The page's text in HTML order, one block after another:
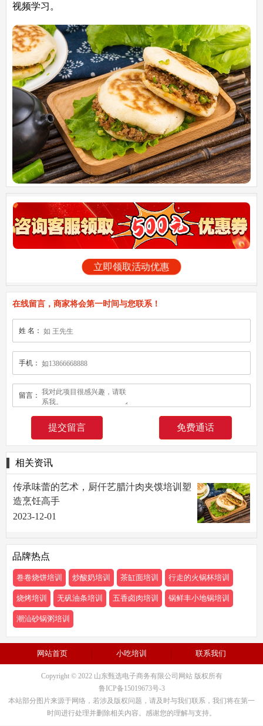
视频学习。
立即领取活动优惠
在线留言，商家将会第一时间与您联系！
姓 名：
手机：
留言：
免费通话
相关资讯
传承味蕾的艺术，厨仟艺腊汁肉夹馍培训塑
造烹饪高手
2023-12-01
品牌热点
卷卷烧饼培训 炒酸奶培训 茶缸面培训 行走的火锅杯培训
烧烤培训 无矾油条培训 五香卤肉培训 锅鲜丰小地锅培训
潮汕砂锅粥培训
网站首页 小吃培训 联系我们
Copyright © 2022 山东甄选电子商务有限公司网站 版权所有
鲁ICP备15019673号-3
本站部分图片来源于网络，若涉及版权问题，请及时与我们联系，我们将在第一
时间进行处理并删除相关内容。感谢您的理解与支持。